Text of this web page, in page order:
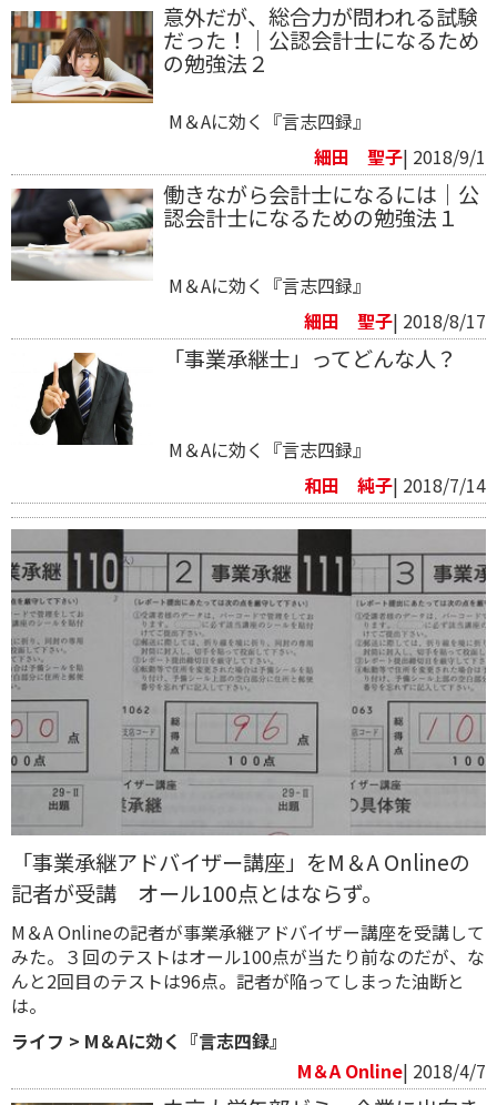
意外だが、総合力が問われる試験
だった！｜公認会計士になるため
の勉強法２
M＆Aに効く『言志四録』
細田 聖子| 2018/9/1
働きながら会計士になるには｜公
認会計士になるための勉強法１
M＆Aに効く『言志四録』
細田 聖子| 2018/8/17
「事業承継士」ってどんな人？
M＆Aに効く『言志四録』
和田 純子| 2018/7/14
「事業承継アドバイザー講座」をM＆A Onlineの
記者が受講 オール100点とはならず。
M＆A Onlineの記者が事業承継アドバイザー講座を受講して
みた。３回のテストはオール100点が当たり前なのだが、な
んと2回目のテストは96点。記者が陥ってしまった油断と
は。
ライフ > M＆Aに効く『言志四録』
M＆A Online| 2018/4/7